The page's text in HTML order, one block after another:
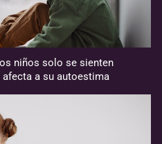
niños solo se sienten
a su autoestima